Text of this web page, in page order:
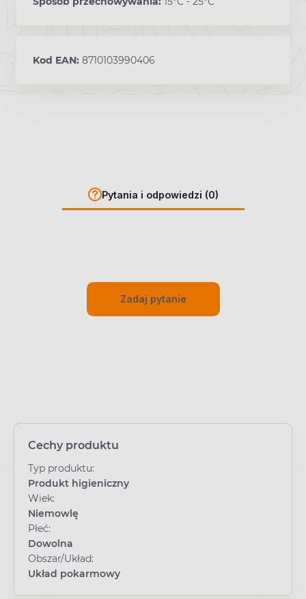
Kod EAN: 8710103990406
Pytania i odpowiedzi (0)
Zadaj pytanie
Cechy produktu
Typ produktu:
Produkt higieniczny
Wiek:
Niemowlę
Płeć:
Dowolna
Obszar/Układ:
Układ pokarmowy